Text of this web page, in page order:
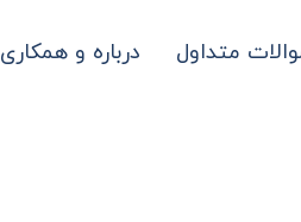
متداول درباره و همکاری